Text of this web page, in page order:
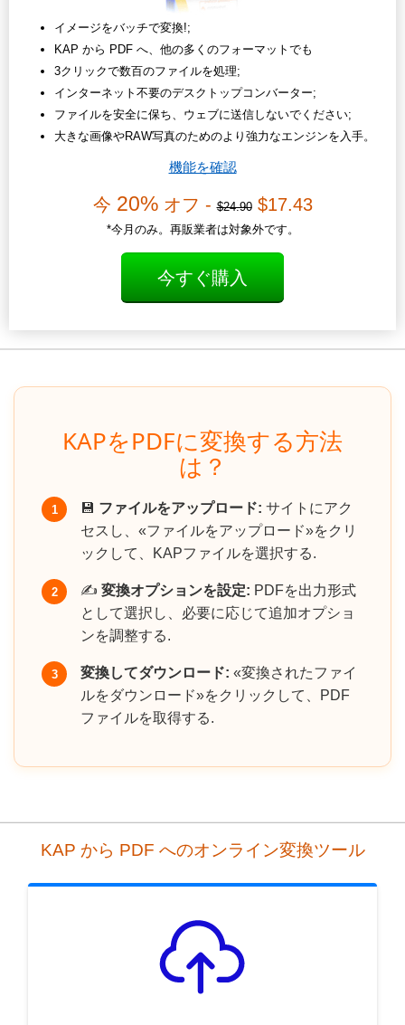
イメージをバッチで変換!;
KAP から PDF へ、他の多くのフォーマットでも
3クリックで数百のファイルを処理;
インターネット不要のデスクトップコンバーター;
ファイルを安全に保ち、ウェブに送信しないでください;
大きな画像やRAW写真のためのより強力なエンジンを入手。
機能を確認
今 20%オフ -$24.90$17.43
*今月のみ。再販業者は対象外です。
今すぐ購入
KAPをPDFに変換する方法
は？
1 💾 ファイルをアップロード: サイトにアク
セスし、«ファイルをアップロード»をクリ
ックして、KAPファイルを選択する.
2 ✍️ 変換オプションを設定: PDFを出力形式
として選択し、必要に応じて追加オプショ
ンを調整する.
3 変換してダウンロード: «変換されたファイ
ルをダウンロード»をクリックして、PDF
ファイルを取得する.
KAP から PDF へのオンライン変換ツール